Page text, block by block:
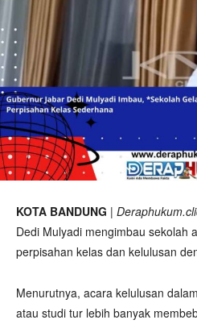
KOTA BANDUNG |
Dedi Mulyadi mengimbau sekolah
perpisahan kelas dan kelulusan
Menurutnya, acara kelulusan
atau studi tur lebih banyak